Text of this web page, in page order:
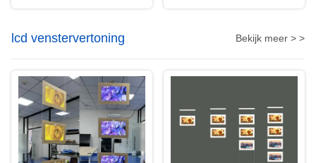
lcd venstervertoning Bekijk meer > >